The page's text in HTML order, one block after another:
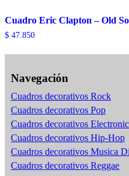
Cuadro Eric Clapton – Old
$ 47.850
Navegación
Cuadros decorativos Rock
Cuadros decorativos Pop
Cuadros decorativos
Cuadros decorativos Hip-Hop
Cuadros decorativos Musica
Cuadros decorativos Reggae